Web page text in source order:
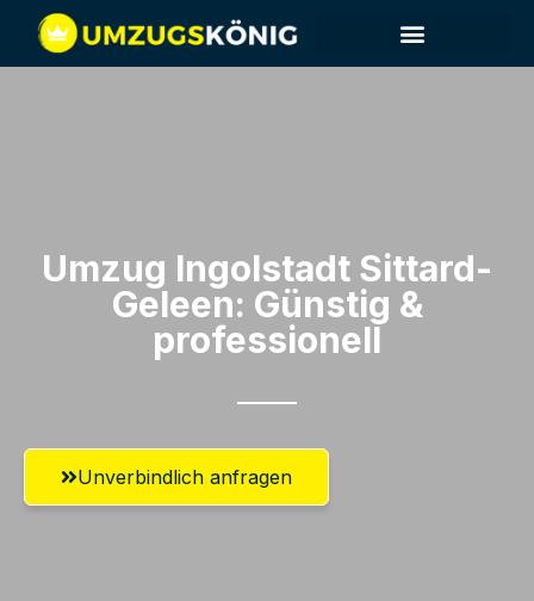
Umzug Ingolstadt​ Sittard-
Geleen: Günstig &
professionell​
Unverbindlich anfragen